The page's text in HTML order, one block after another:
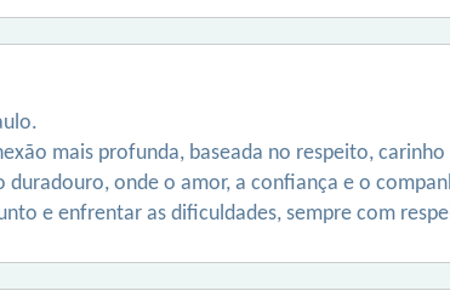
mais profunda, baseada no respeito,
duradouro, onde o amor, a confiança e o
e enfrentar as dificuldades, sempre com